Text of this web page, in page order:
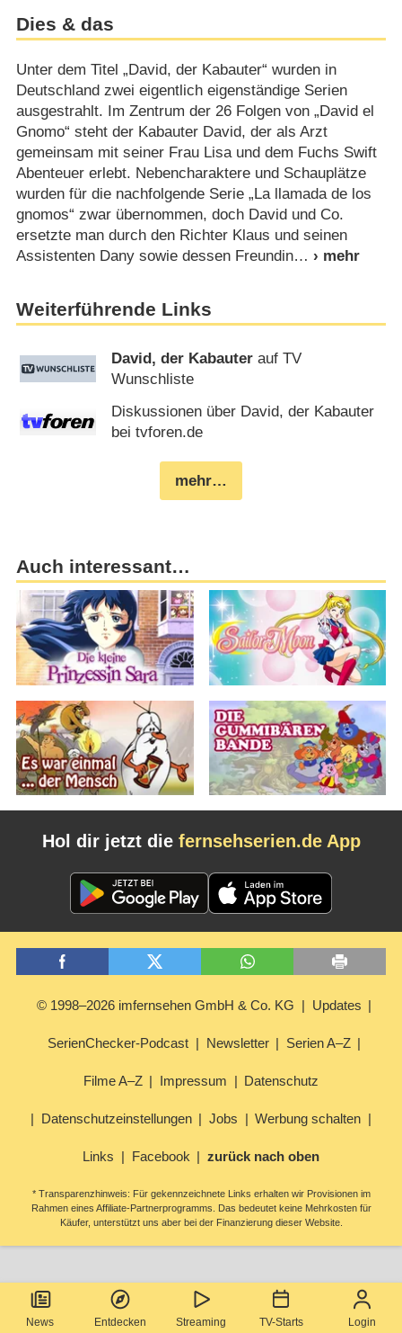
News Entdecken Streaming TV-Starts Login
Dies & das
Unter dem Titel „David, der Kabauter“ wurden in
Deutschland zwei eigentlich eigenständige Serien
ausgestrahlt. Im Zentrum der 26 Folgen von „David el
Gnomo“ steht der Kabauter David, der als Arzt
gemeinsam mit seiner Frau Lisa und dem Fuchs Swift
Abenteuer erlebt. Nebencharaktere und Schauplätze
wurden für die nachfolgende Serie „La llamada de los
gnomos“ zwar übernommen, doch David und Co.
ersetzte man durch den Richter Klaus und seinen
Assistenten Dany sowie dessen Freundin
Weiterführende Links
David, der Kabauter auf TV
Wunschliste
Diskussionen über David, der Kabauter
bei tvforen.de
mehr…
Auch interessant…
Hol dir jetzt die fernsehserien.de App
© 1998–2026 imfernsehen GmbH & Co. KG Updates
SerienChecker-Podcast Newsletter Serien A–Z
Filme A–Z Impressum Datenschutz
Datenschutzeinstellungen Jobs Werbung schalten
Links Facebook zurück nach oben
* Transparenzhinweis: Für gekennzeichnete Links erhalten wir Provisionen im
Rahmen eines Affiliate-Partnerprogramms. Das bedeutet keine Mehrkosten für
Käufer, unterstützt uns aber bei der Finanzierung dieser Website.